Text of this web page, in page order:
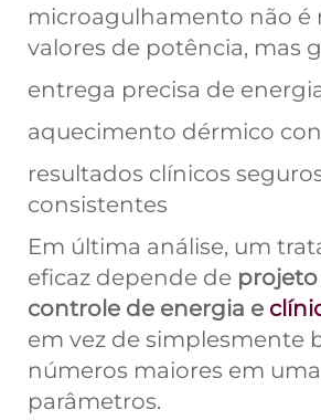
microagulhamento não é
valores de potência, mas
entrega precisa de
aquecimento dérmico
resultados clínicos
consistentes
Em última análise, um
eficaz depende de
controle de energia e
em vez de simplesmente
números maiores em
parâmetros.